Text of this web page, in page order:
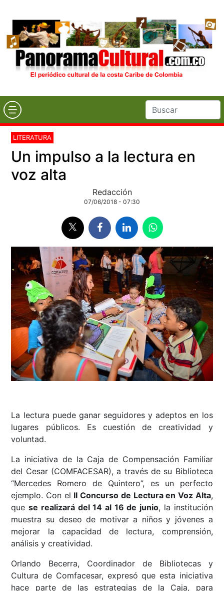
LITERATURA
Un impulso a la lectura en
voz alta
Redacción
07/06/2018 - 07:30
La lectura puede ganar seguidores y adeptos en los
lugares públicos. Es cuestión de creatividad y
voluntad.
La iniciativa de la Caja de Compensación Familiar
del Cesar (COMFACESAR), a través de su Biblioteca
“Mercedes Romero de Quintero”, es un perfecto
ejemplo. Con el II Concurso de Lectura en Voz Alta,
quese realizará del 14 al 16 de junio, la institución
muestra su deseo de motivar a niños y jóvenes a
mejorar la capacidad de lectura, comprensión,
análisis y creatividad.
Orlando Becerra, Coordinador de Bibliotecas y
Cultura de Comfacesar, expresó que esta iniciativa
hace parte de las estrategias de la Caja, para